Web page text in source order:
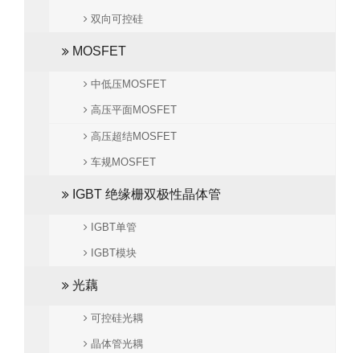
双向可控硅
MOSFET
中低压MOSFET
高压平面MOSFET
高压超结MOSFET
车规MOSFET
IGBT 绝缘栅双极性晶体管
IGBT单管
IGBT模块
光藕
可控硅光耦
晶体管光耦